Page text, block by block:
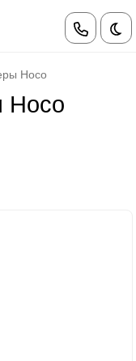
Hoco
Hoco